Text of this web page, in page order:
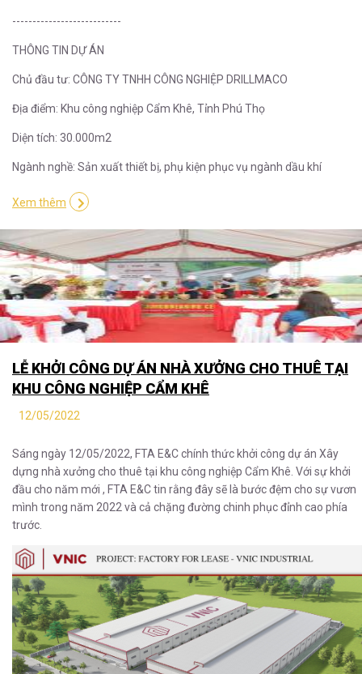
---------------------------
THÔNG TIN DỰ ÁN
Chủ đầu tư: CÔNG TY TNHH CÔNG NGHIỆP DRILLMACO
Địa điểm: Khu công nghiệp Cẩm Khê, Tỉnh Phú Thọ
Diện tích: 30.000m2
Ngành nghề: Sản xuất thiết bị, phụ kiện phục vụ ngành dầu khí
Xem thêm
LỄ KHỞI CÔNG DỰ ÁN NHÀ XƯỞNG CHO THUÊ TẠI
KHU CÔNG NGHIỆP CẨM KHÊ
12/05/2022
Sáng ngày 12/05/2022, FTA E&C chính thức khởi công dự án Xây
dựng nhà xưởng cho thuê tại khu công nghiệp Cẩm Khê. Với sự khởi
đầu cho năm mới , FTA E&C tin rằng đây sẽ là bước đệm cho sự vươn
mình trong năm 2022 và cả chặng đường chinh phục đỉnh cao phía
trước.